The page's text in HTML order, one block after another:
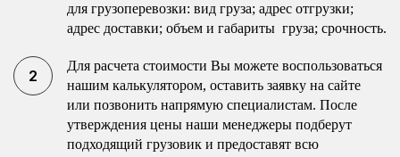
для грузоперевозки: вид груза; адрес отгрузки;
адрес доставки; объем и габариты груза; срочность.
Для расчета стоимости Вы можете воспользоваться
нашим калькулятором, оставить заявку на сайте
или позвонить напрямую специалистам. После
утверждения цены наши менеджеры подберут
подходящий грузовик и предоставят всю